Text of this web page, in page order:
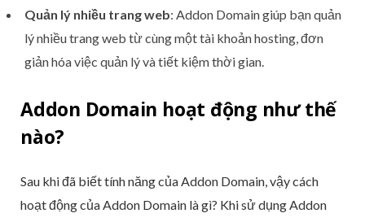
Quản lý nhiều trang web: Addon Domain giúp bạn quản
lý nhiều trang web từ cùng một tài khoản hosting, đơn
giản hóa việc quản lý và tiết kiệm thời gian.
Addon Domain hoạt động như thế
nào?
Sau khi đã biết tính năng của Addon Domain, vậy cách
hoạt động của Addon Domain là gì? Khi sử dụng Addon